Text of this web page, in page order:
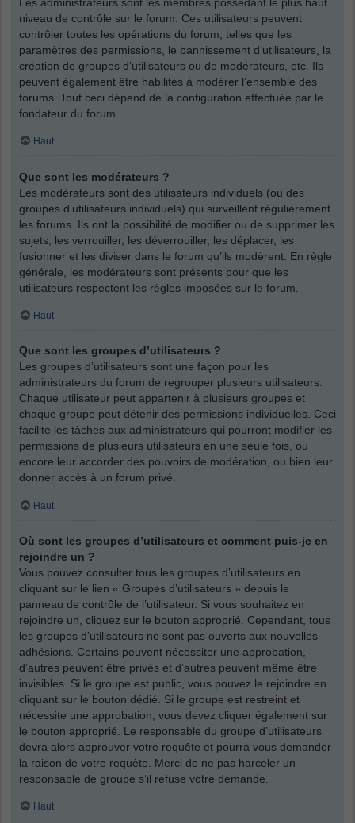
Les administrateurs sont les membres possédant le plus haut
niveau de contrôle sur le forum. Ces utilisateurs peuvent
contrôler toutes les opérations du forum, telles que les
paramètres des permissions, le bannissement d’utilisateurs, la
création de groupes d’utilisateurs ou de modérateurs, etc. Ils
peuvent également être habilités à modérer l’ensemble des
forums. Tout ceci dépend de la configuration effectuée par le
fondateur du forum.
Haut
Que sont les modérateurs ?
Les modérateurs sont des utilisateurs individuels (ou des
groupes d’utilisateurs individuels) qui surveillent régulièrement
les forums. Ils ont la possibilité de modifier ou de supprimer les
sujets, les verrouiller, les déverrouiller, les déplacer, les
fusionner et les diviser dans le forum qu’ils modèrent. En règle
générale, les modérateurs sont présents pour que les
utilisateurs respectent les règles imposées sur le forum.
Haut
Que sont les groupes d’utilisateurs ?
Les groupes d’utilisateurs sont une façon pour les
administrateurs du forum de regrouper plusieurs utilisateurs.
Chaque utilisateur peut appartenir à plusieurs groupes et
chaque groupe peut détenir des permissions individuelles. Ceci
facilite les tâches aux administrateurs qui pourront modifier les
permissions de plusieurs utilisateurs en une seule fois, ou
encore leur accorder des pouvoirs de modération, ou bien leur
donner accès à un forum privé.
Haut
Où sont les groupes d’utilisateurs et comment puis-je en
rejoindre un ?
Vous pouvez consulter tous les groupes d’utilisateurs en
cliquant sur le lien « Groupes d’utilisateurs » depuis le
panneau de contrôle de l’utilisateur. Si vous souhaitez en
rejoindre un, cliquez sur le bouton approprié. Cependant, tous
les groupes d’utilisateurs ne sont pas ouverts aux nouvelles
adhésions. Certains peuvent nécessiter une approbation,
d’autres peuvent être privés et d’autres peuvent même être
invisibles. Si le groupe est public, vous pouvez le rejoindre en
cliquant sur le bouton dédié. Si le groupe est restreint et
nécessite une approbation, vous devez cliquer également sur
le bouton approprié. Le responsable du groupe d’utilisateurs
devra alors approuver votre requête et pourra vous demander
la raison de votre requête. Merci de ne pas harceler un
responsable de groupe s’il refuse votre demande.
Haut